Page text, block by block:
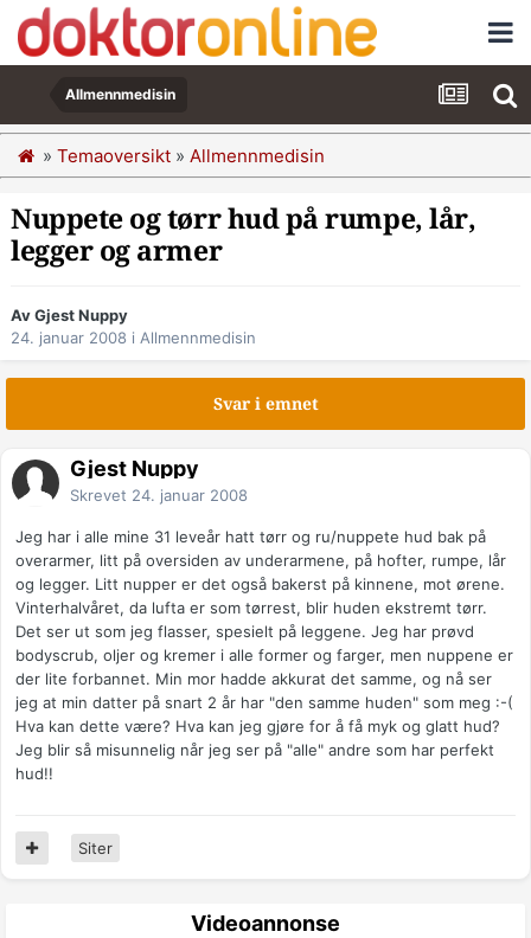
Allmennmedisin
» Temaoversikt » Allmennmedisin
Nuppete og tørr hud på rumpe, lår,
legger og armer
Av Gjest Nuppy
24. januar 2008 i Allmennmedisin
Svar i emnet
Gjest Nuppy
Skrevet 24. januar 2008
Jeg har i alle mine 31 leveår hatt tørr og ru/nuppete hud bak på
overarmer, litt på oversiden av underarmene, på hofter, rumpe, lår
og legger. Litt nupper er det også bakerst på kinnene, mot ørene.
Vinterhalvåret, da lufta er som tørrest, blir huden ekstremt tørr.
Det ser ut som jeg flasser, spesielt på leggene. Jeg har prøvd
bodyscrub, oljer og kremer i alle former og farger, men nuppene er
der lite forbannet. Min mor hadde akkurat det samme, og nå ser
jeg at min datter på snart 2 år har "den samme huden" som meg :-(
Hva kan dette være? Hva kan jeg gjøre for å få myk og glatt hud?
Jeg blir så misunnelig når jeg ser på "alle" andre som har perfekt
hud!!
Siter
Videoannonse